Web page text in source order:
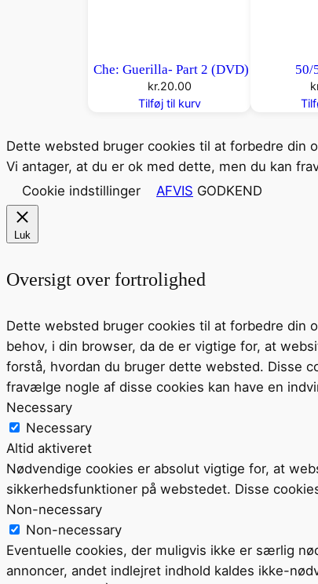
Che: Guerilla- Part 2 (DVD)
kr.20.00
Tilføj til kurv
50/
Dette websted bruger cookies til at forbedre din
Vi antager, at du er ok med dette, men du kan
Cookie indstillinger
AFVIS GODKEND
Luk
Oversigt over fortrolighed
Dette websted bruger cookies til at forbedre din
behov, i din browser, da de er vigtige for, at
forstå, hvordan du bruger dette websted. Disse
fravælge nogle af disse cookies kan have en
Necessary
Necessary
Altid aktiveret
Nødvendige cookies er absolut vigtige for, at
sikkerhedsfunktioner på webstedet. Disse
Non-necessary
Non-necessary
Eventuelle cookies, der muligvis ikke er særlig
annoncer, andet indlejret indhold kaldes ikke-